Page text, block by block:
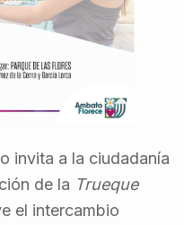
invita a la ciudadanía
de la Trueque
el intercambio